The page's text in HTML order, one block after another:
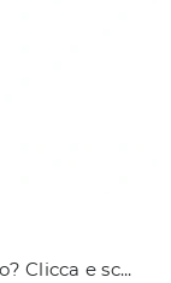
Cerchi una sedia da pranzo in tessuto? Clicca e scopri il modello Virgo/B di Zamagna per ultimare i tuoi spazi alla perfezione.